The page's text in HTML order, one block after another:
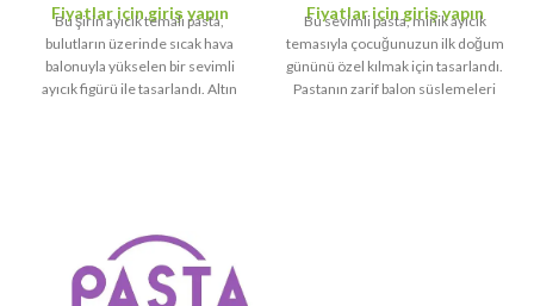
Fiyatlar için giriş yapın
Bu şirin ayıcık temalı pasta,
bulutların üzerinde sıcak hava
balonuyla yükselen bir sevimli
ayıcık figürü ile tasarlandı. Altın
Hava Balonu
Kişiselleştirme:İsim ve yaş
Fiyatlar için giriş yapın
Bu sevimli pasta, minik ayıcık
temasıyla çocuğunuzun ilk doğum
gününü özel kılmak için tasarlandı.
Pastanın zarif balon süslemeleri